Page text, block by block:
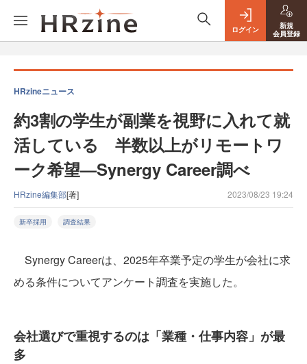
ログイン
新規
会員登録
HRzineニュース
約3割の学生が副業を視野に入れて就
活している 半数以上がリモートワ
ーク希望—Synergy Career調べ
HRzine編集部[著] 2023/08/23 19:24
新卒採用 調査結果
Synergy Careerは、2025年卒業予定の学生が会社に求
める条件についてアンケート調査を実施した。
会社選びで重視するのは「業種・仕事内容」が最
多